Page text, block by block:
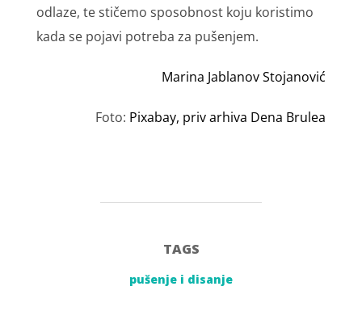
оdlаzе, tе stičеmо spоsоbnоst kојu kоristimо
kаdа sе pојаvi pоtrеbа zа pušеnjеm.
Marina Jablanov Stojanović
Foto: Pixabay, priv arhiva Dena Brulea
TAGS
pušenje i disanje